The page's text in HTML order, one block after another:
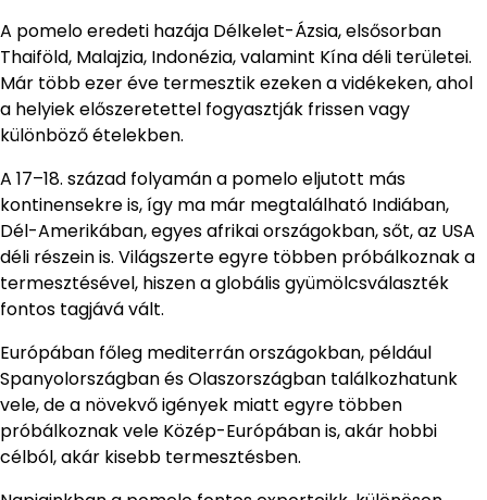
A pomelo eredeti hazája Délkelet-Ázsia, elsősorban
Thaiföld, Malajzia, Indonézia, valamint Kína déli területei.
Már több ezer éve termesztik ezeken a vidékeken, ahol
a helyiek előszeretettel fogyasztják frissen vagy
különböző ételekben.
A 17–18. század folyamán a pomelo eljutott más
kontinensekre is, így ma már megtalálható Indiában,
Dél-Amerikában, egyes afrikai országokban, sőt, az USA
déli részein is. Világszerte egyre többen próbálkoznak a
termesztésével, hiszen a globális gyümölcsválaszték
fontos tagjává vált.
Európában főleg mediterrán országokban, például
Spanyolországban és Olaszországban találkozhatunk
vele, de a növekvő igények miatt egyre többen
próbálkoznak vele Közép-Európában is, akár hobbi
célból, akár kisebb termesztésben.